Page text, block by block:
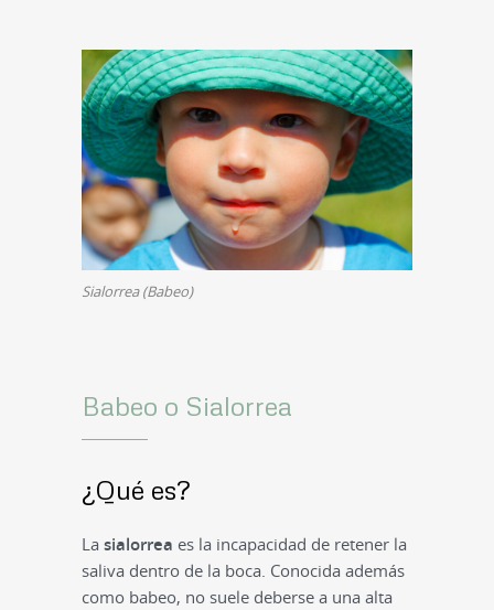
Sialorrea (Babeo)
Babeo o Sialorrea
¿Qué es?
La sialorrea es la incapacidad de retener la
saliva dentro de la boca. Conocida además
como babeo, no suele deberse a una alta